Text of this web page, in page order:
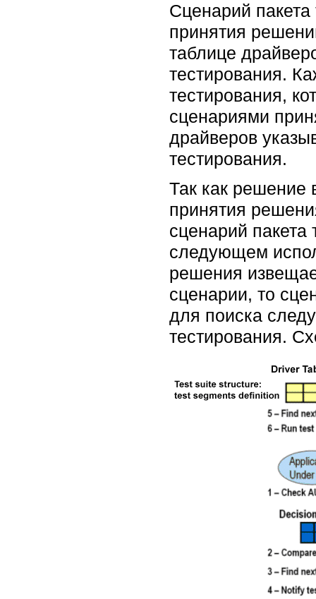
Сценарий пакета
принятия
таблице
тестирования.
тестирования,
сценариями
драйверов
тестирования.
Так как решение
принятия
сценарий
следующем
решения
сценарии, то
для поиска
тестирования.